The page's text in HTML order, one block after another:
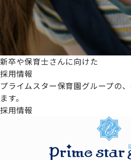
新卒や保育士さんに向けた
採用情報
プライムスター保育園グループの
ます。
採用情報